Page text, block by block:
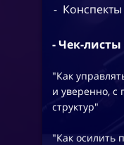
- Конспекты
- Чек-листы
"Как
и уверенно,
структур"
"Как осилить